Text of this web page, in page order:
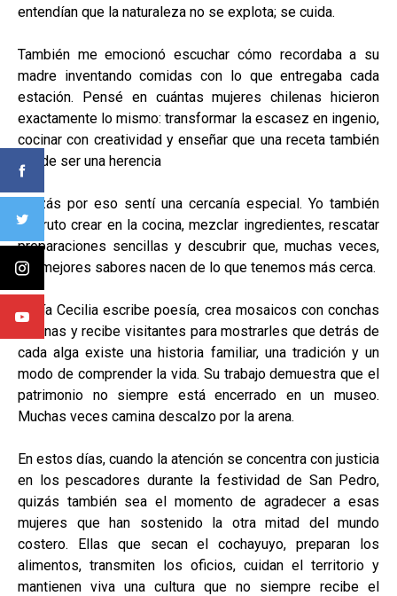
entendían que la naturaleza no se explota; se cuida.
También me emocionó escuchar cómo recordaba a su
madre inventando comidas con lo que entregaba cada
estación. Pensé en cuántas mujeres chilenas hicieron
exactamente lo mismo: transformar la escasez en ingenio,
cocinar con creatividad y enseñar que una receta también
puede ser una herencia
Quizás por eso sentí una cercanía especial. Yo también
disfruto crear en la cocina, mezclar ingredientes, rescatar
preparaciones sencillas y descubrir que, muchas veces,
los mejores sabores nacen de lo que tenemos más cerca.
María Cecilia escribe poesía, crea mosaicos con conchas
marinas y recibe visitantes para mostrarles que detrás de
cada alga existe una historia familiar, una tradición y un
modo de comprender la vida. Su trabajo demuestra que el
patrimonio no siempre está encerrado en un museo.
Muchas veces camina descalzo por la arena.
En estos días, cuando la atención se concentra con justicia
en los pescadores durante la festividad de San Pedro,
quizás también sea el momento de agradecer a esas
mujeres que han sostenido la otra mitad del mundo
costero. Ellas que secan el cochayuyo, preparan los
alimentos, transmiten los oficios, cuidan el territorio y
mantienen viva una cultura que no siempre recibe el